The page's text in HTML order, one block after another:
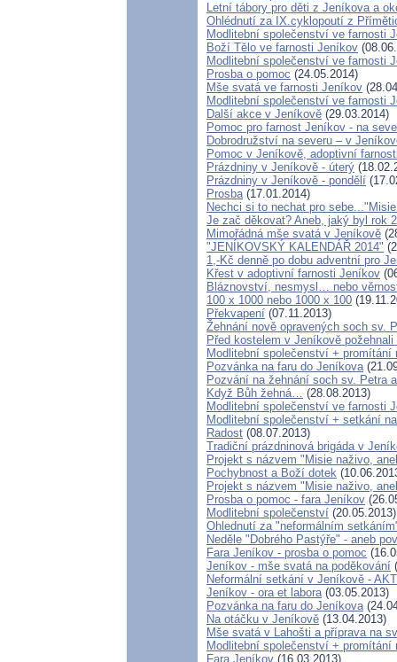
Letní tábory pro děti z Jeníkova a
Ohlédnutí za IX.cyklopoutí z
Modlitební společenství ve farnosti
Boží Tělo ve farnosti Jeníkov
Modlitební společenství ve farnosti
Prosba o pomoc (24.05.2014)
Mše svatá ve farnosti Jeníkov
Modlitební společenství ve farnosti
Další akce v Jeníkově (29.03.2014)
Pomoc pro farnost Jeníkov - na
Dobrodružství na severu – v
Pomoc v Jeníkově, adoptivní
Prázdniny v Jeníkově - úterý
Prázdniny v Jeníkově - pondělí
Prosba(17.01.2014)
Nechci si to nechat pro
Je zač děkovat? Aneb, jaký byl rok
Mimořádná mše svatá v Jeníkově
"JENÍKOVSKÝ KALENDÁŘ 2014"
1,-Kč denně po dobu adventní pro
Křest v adoptivní farnosti Jeníkov
Bláznovství, nesmysl… nebo
100 x 1000 nebo 1000 x 100
Překvapení (07.11.2013)
Žehnání nově opravených soch sv.
Před kostelem v Jeníkově
Modlitební společenství + promítání
Pozvánka na faru do Jeníkova
Pozvání na žehnání soch sv. Petra
Když Bůh žehná… (28.08.2013)
Modlitební společenství ve farnosti
Modlitební společenství + setkání
Radost (08.07.2013)
Tradiční prázdninová brigáda v
Projekt s názvem "Misie naživo,
Pochybnost a Boží dotek
Projekt s názvem "Misie naživo,
Prosba o pomoc - fara Jeníkov
Modlitební společenství (20.05.2013)
Ohlednutí za "neformálním
Neděle "Dobrého Pastýře" - aneb
Fara Jeníkov - prosba o pomoc
Jeníkov - mše svatá na poděkování
Neformální setkání v Jeníkově -
Jeníkov - ora et labora(03.05.2013)
Pozvánka na faru do Jeníkova
Na otáčku v Jeníkově (13.04.2013)
Mše svatá v Lahošti a příprava na
Modlitební společenství + promítání
Fara Jeníkov (16.03.2013)